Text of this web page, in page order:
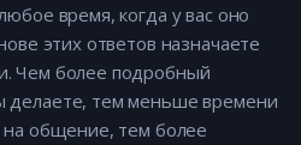
время, когда у вас оно
этих ответов назначаете
Чем более подробный
делаете, тем меньше времени
на общение, тем более